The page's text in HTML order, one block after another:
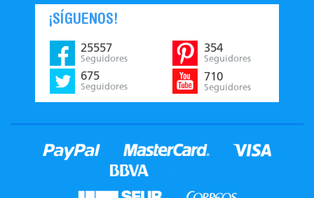
¡SÍGUENOS!
25557
Seguidores
675
Seguidores
354
Seguidores
710
Seguidores